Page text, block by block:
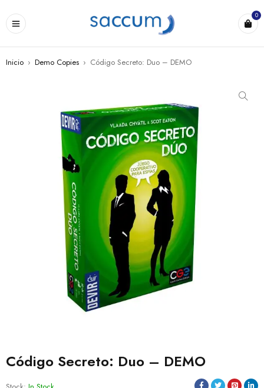
0
Inicio › Demo Copies › Código Secreto: Duo – DEMO
Código Secreto: Duo – DEMO